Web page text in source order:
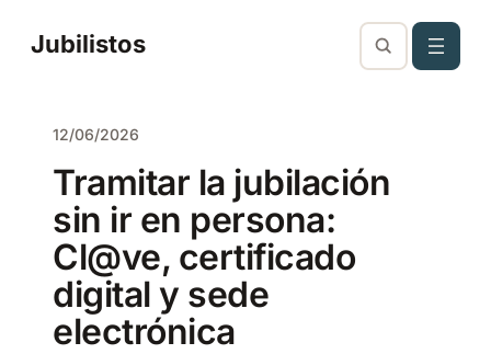
Jubilistos
12/06/2026
Tramitar la jubilación
sin ir en persona:
Cl@ve, certificado
digital y sede
electrónica